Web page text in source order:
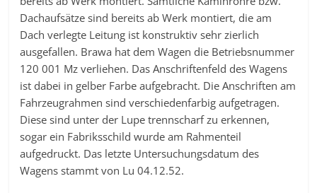
Dachaufsätze sind bereits ab Werk montiert, die am
Dach verlegte Leitung ist konstruktiv sehr zierlich
ausgefallen. Brawa hat dem Wagen die Betriebsnummer
120 001 Mz verliehen. Das Anschriftenfeld des Wagens
ist dabei in gelber Farbe aufgebracht. Die Anschriften am
Fahrzeugrahmen sind verschiedenfarbig aufgetragen.
Diese sind unter der Lupe trennscharf zu erkennen,
sogar ein Fabriksschild wurde am Rahmenteil
aufgedruckt. Das letzte Untersuchungsdatum des
Wagens stammt von Lu 04.12.52.